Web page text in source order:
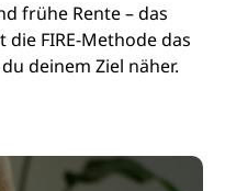
frühe Rente – das
FIRE-Methode das
deinem Ziel näher.